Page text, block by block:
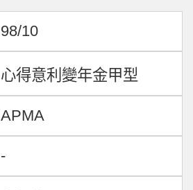
98/10
心得意利變年金甲型
APMA
-